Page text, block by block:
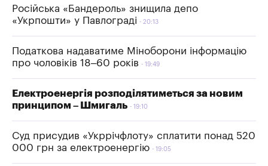
Російська «Бандероль» знищила депо
«Укрпошти» у Павлограді
20:13
Податкова надаватиме Міноборони інформацію
про чоловіків 18–60 років
19:49
Електроенергія розподілятиметься за новим
принципом – Шмигаль
19:10
Суд присудив «Укррічфлоту» сплатити понад 520
000 грн за електроенергію
19:05